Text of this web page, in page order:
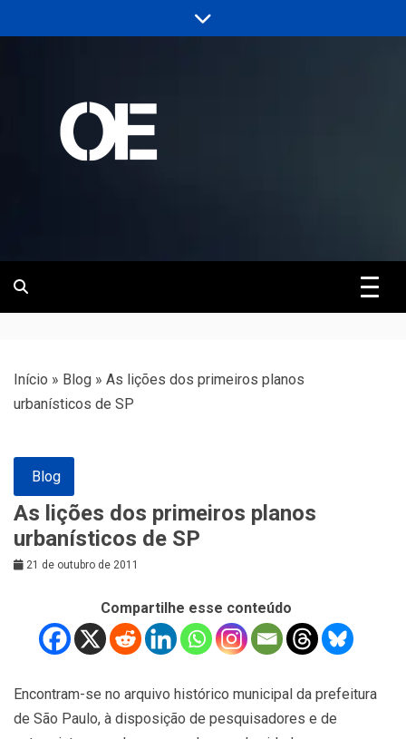
to
Revista | O
Empreiteiro
Início » Blog » As lições dos primeiros planos
urbanísticos de SP
Blog
As lições dos primeiros planos
urbanísticos de SP
21 de outubro de 2011
Compartilhe esse conteúdo
Encontram-se no arquivo histórico municipal da prefeitura
de São Paulo, à disposição de pesquisadores e de